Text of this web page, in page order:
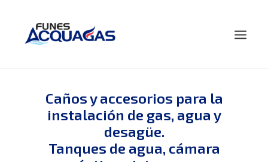
NOSOTROS
NOVEDADES
Caños y accesorios para la
instalación de gas, agua y
desagüe.
Tanques de agua, cámara